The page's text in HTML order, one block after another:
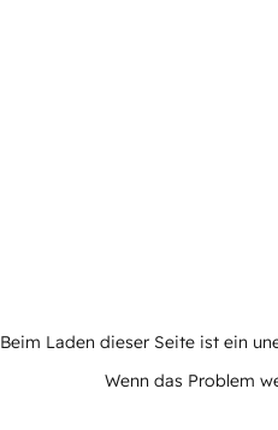
Beim Laden dieser Seite ist ein
Wenn das Problem